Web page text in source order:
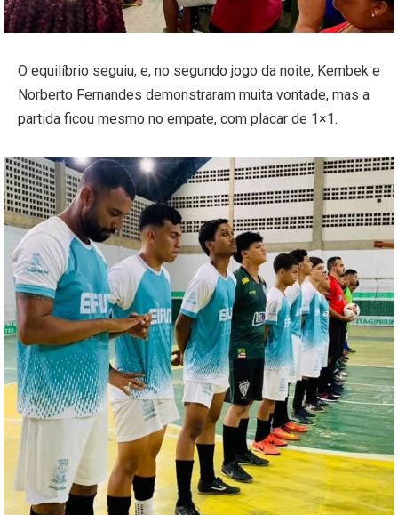
O equilíbrio seguiu, e, no segundo jogo da noite, Kembek e
Norberto Fernandes demonstraram muita vontade, mas a
partida ficou mesmo no empate, com placar de 1×1.